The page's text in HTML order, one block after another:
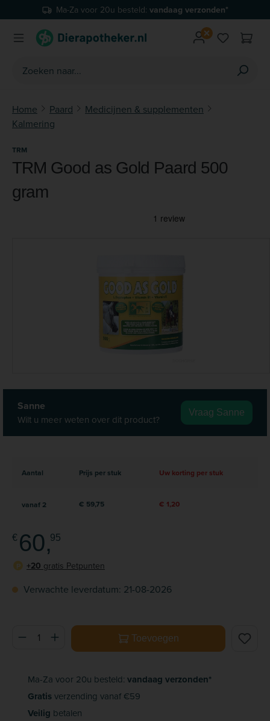
Ga naar de hoofdinhoudMa-Za voor 20u besteld: vandaag verzonden*
Je hebt
Home Paard
Medicijnen & supplementen
Kalmering
Sanne
Wilt u meer weten over dit product?
Vraag Sanne
TRM
TRM Good as Gold Paard 500
gram
Verwachte leverdatum: 21-08-2026
Aantal Prijs per stuk Uw korting per stuk
vanaf 2 € 59,75 € 1,20
€ 60,95
Producthoeveelheid: Voer de gewenste hoeveelheid in of
Toevoegen
P +20 gratis Petpunten
Ma-Za voor 20u besteld: vandaag verzonden*
Gratisverzending vanaf €59
Veilig betalen